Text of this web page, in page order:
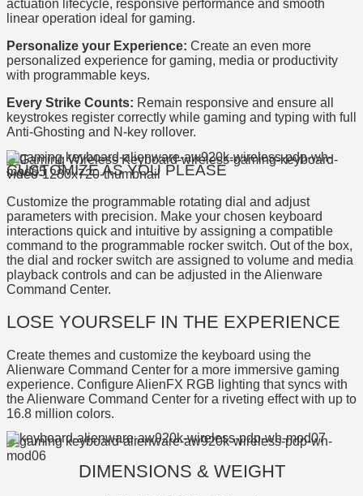
actuation lifecycle, responsive performance and smooth
linear operation ideal for gaming.
Personalize your Experience: Create an even more
personalized experience for gaming, media or productivity
with programmable keys.
Every Strike Counts: Remain responsive and ensure all
keystrokes register correctly while gaming and typing with full
Anti-Ghosting and N-key rollover.
CUSTOMIZE AS YOU PLEASE
Customize the programmable rotating dial and adjust
parameters with precision. Make your chosen keyboard
interactions quick and intuitive by assigning a compatible
command to the programmable rocker switch. Out of the box,
the dial and rocker switch are assigned to volume and media
playback controls and can be adjusted in the Alienware
Command Center.
LOSE YOURSELF IN THE EXPERIENCE
Create themes and customize the keyboard using the
Alienware Command Center for a more immersive gaming
experience. Configure AlienFX RGB lighting that syncs with
the Alienware Command Center for a riveting effect with up to
16.8 million colors.
DIMENSIONS & WEIGHT